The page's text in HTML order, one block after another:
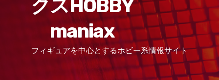
クスHOBBY
maniax
フィギュアを中心とするホビー系情報サイト